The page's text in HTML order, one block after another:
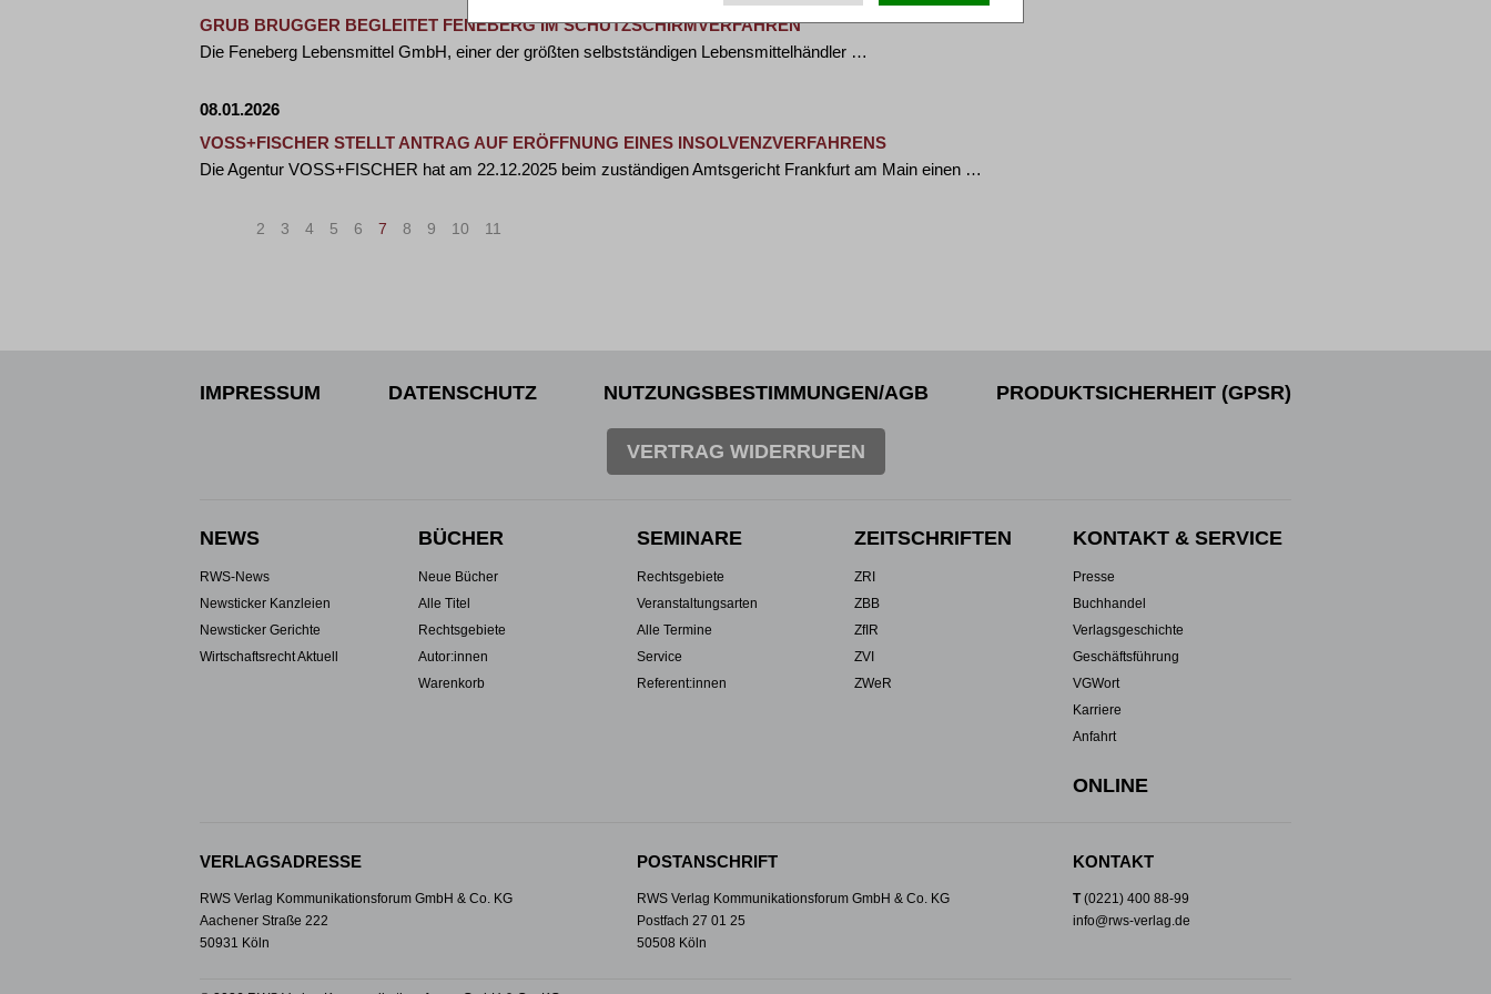
GRUB BRUGGER BEGLEITET FENEBERG IM SCHUTZSCHIRMVERFAHREN
Die Feneberg Lebensmittel GmbH, einer der größten selbstständigen Lebensmittelhändler …
08.01.2026
VOSS+FISCHER STELLT ANTRAG AUF ERÖFFNUNG EINES INSOLVENZVERFAHRENS
Die Agentur VOSS+FISCHER hat am 22.12.2025 beim zuständigen Amtsgericht Frankfurt am Main einen …
2 3 4 5 6 7 8 9 10 11
IMPRESSUM DATENSCHUTZ NUTZUNGSBESTIMMUNGEN/AGB PRODUKTSICHERHEIT (GPSR)
VERTRAG WIDERRUFEN
NEWS
RWS-News
Newsticker Kanzleien
Newsticker Gerichte
Wirtschaftsrecht Aktuell
BÜCHER
Neue Bücher
Alle Titel
Rechtsgebiete
Autor:innen
Warenkorb
SEMINARE
Rechtsgebiete
Veranstaltungsarten
Alle Termine
Service
Referent:innen
ZEITSCHRIFTEN
ZRI
ZBB
ZfIR
ZVI
ZWeR
KONTAKT & SERVICE
Presse
Buchhandel
Verlagsgeschichte
Geschäftsführung
VGWort
Karriere
Anfahrt
ONLINE
VERLAGSADRESSE
RWS Verlag Kommunikationsforum GmbH & Co. KG
Aachener Straße 222
50931 Köln
POSTANSCHRIFT
RWS Verlag Kommunikationsforum GmbH & Co. KG
Postfach 27 01 25
50508 Köln
KONTAKT
T(0221) 400 88-99
info@rws-verlag.de